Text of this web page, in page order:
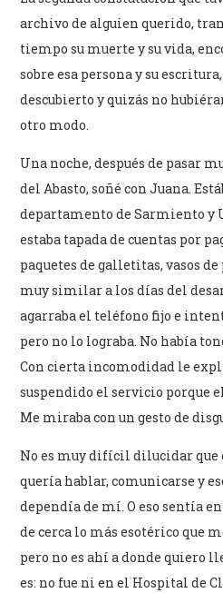
archivo de alguien querido,
tiempo su muerte y su vida,
sobre esa persona y su
descubierto y quizás no
otro modo.
Una noche, después de pasar
del Abasto, soñé con Juana.
departamento de Sarmiento y
estaba tapada de cuentas por
paquetes de galletitas, vasos
muy similar a los días del
agarraba el teléfono fijo e
pero no lo lograba. No había
Con cierta incomodidad le
suspendido el servicio porque
Me miraba con un gesto de
No es muy difícil dilucidar que
quería hablar, comunicarse y
dependía de mí. O eso sentía
de cerca lo más esotérico que
pero no es ahí a donde quiero
es: no fue ni en el Hospital de